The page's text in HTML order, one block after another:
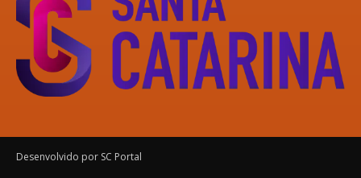
Desenvolvido por SC Portal